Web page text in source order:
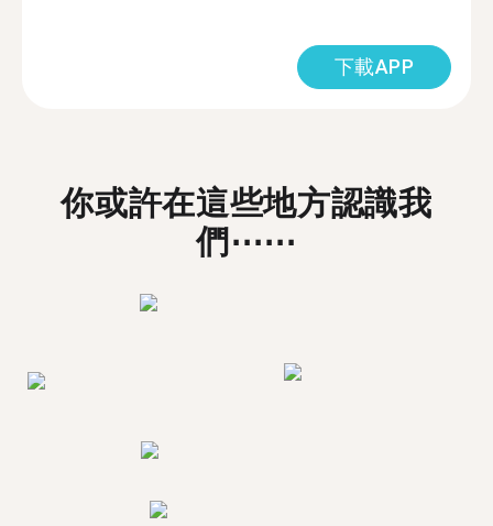
下載APP
你或許在這些地方認識我
們⋯⋯